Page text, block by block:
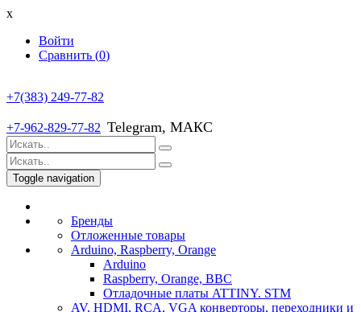
x
Войти
Сравнить (0)
+7(383) 249-77-82
+7-962-829-77-82 Telegram, МАКС
Toggle navigation
Бренды
Отложенные товары
Arduino, Raspberry, Orange
Arduino
Raspberry, Orange, BBC
Отладочные платы ATTINY. STM
AV, HDMI, RCA, VGA конверторы, переходники и